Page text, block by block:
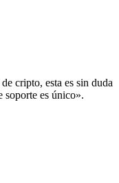
cripto, esta es sin duda
soporte es único».